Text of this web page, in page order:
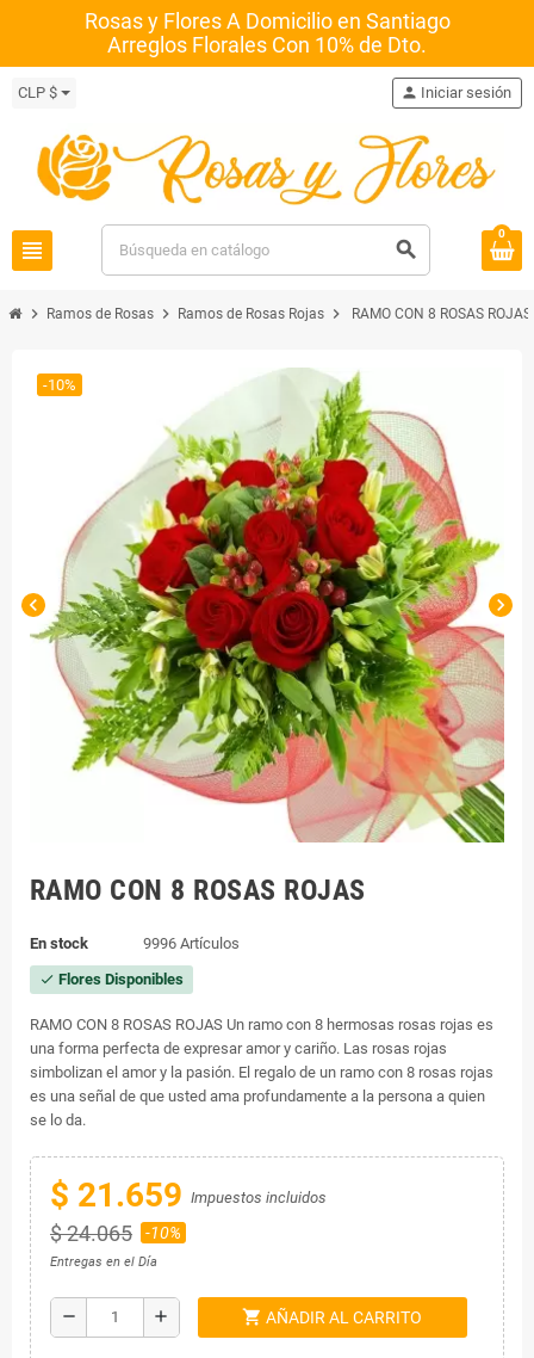
Rosas y Flores A Domicilio en Santiago
Arreglos Florales Con 10% de Dto.
CLP $
view_headline search
person Iniciar sesión
0
chevron_right Ramos de Rosas chevron_right Ramos de Rosas Rojas chevron_right RAMO CON 8 ROSAS ROJAS
chevron_left chevron_right
-10%
RAMO CON 8 ROSAS ROJAS
En stock 9996 Artículos
check Flores Disponibles
RAMO CON 8 ROSAS ROJAS Un ramo con 8 hermosas rosas rojas es
una forma perfecta de expresar amor y cariño. Las rosas rojas
simbolizan el amor y la pasión. El regalo de un ramo con 8 rosas rojas
es una señal de que usted ama profundamente a la persona a quien
se lo da.
$ 21.659 Impuestos incluidos
$ 24.065 -10%
Entregas en el Día
remove add shopping_cart AÑADIR AL CARRITO